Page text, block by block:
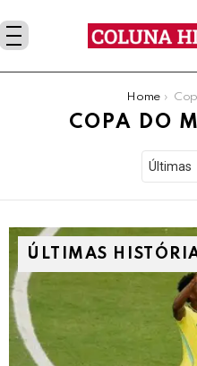
Home Copa
COPA DO
ÚLTIMAS